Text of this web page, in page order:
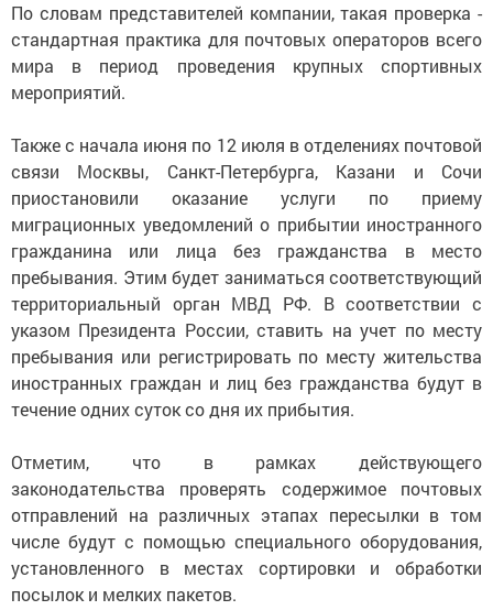
По словам представителей компании, такая проверка -
стандартная практика для почтовых операторов всего
мира в период проведения крупных спортивных
мероприятий.
Также с начала июня по 12 июля в отделениях почтовой
связи Москвы, Санкт-Петербурга, Казани и Сочи
приостановили оказание услуги по приему
миграционных уведомлений о прибытии иностранного
гражданина или лица без гражданства в место
пребывания. Этим будет заниматься соответствующий
территориальный орган МВД РФ. В соответствии с
указом Президента России, ставить на учет по месту
пребывания или регистрировать по месту жительства
иностранных граждан и лиц без гражданства будут в
течение одних суток со дня их прибытия.
Отметим, что в рамках действующего
законодательства проверять содержимое почтовых
отправлений на различных этапах пересылки в том
числе будут с помощью специального оборудования,
установленного в местах сортировки и обработки
посылок и мелких пакетов.